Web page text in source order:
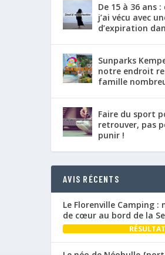
De 15 à 36 ans
j’ai vécu avec
d’expiration
Sunparks
notre endroit
famille
Faire du sport
retrouver, pas
punir !
AVIS RÉCENTS
Le Florenville Camping :
de cœur au bord de la